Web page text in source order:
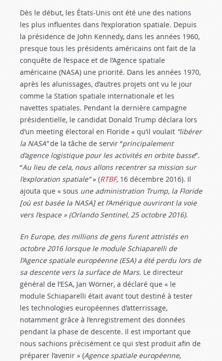
Dès le début, les États-Unis ont été une des nations
les plus influentes dans l’exploration spatiale. Depuis
la présidence de John Kennedy, dans les années 1960,
presque tous les présidents américains ont fait de la
conquête de l’espace et de l’Agence spatiale
américaine (NASA) une priorité. Dans les années 1970,
après les alunissages, d’autres projets ont vu le jour
comme la Station spatiale internationale et les
navettes spatiales. Pendant la dernière campagne
présidentielle, le candidat Donald Trump déclara lors
d’un meeting électoral en Floride « qu’il voulait “libérer
la NASA”de la tâche de servir “principalement
d’agence logistique pour les activités en orbite basse”.
“Au lieu de cela, nous allons recentrer sa mission sur
l’exploration spatiale”» (RTBF, 16 décembre 2016). Il
ajouta que « sous une administration Trump, la Floride
[où est basée la NASA] et l’Amérique ouvriront la voie
vers l’espace » (Orlando Sentinel, 25 octobre 2016).
En Europe, des millions de gens furent attristés en
octobre 2016 lorsque le module Schiaparelli de
l’Agence spatiale européenne (ESA) a été perdu lors de
sa descente vers la surface de Mars. Le directeur
général de l’ESA, Jan Wörner, a déclaré que « le
module Schiaparelli était avant tout destiné à tester
les technologies européennes d’atterrissage,
notamment grâce à l’enregistrement des données
pendant la phase de descente. Il est important que
nous sachions précisément ce qui s’est produit afin de
préparer l’avenir » (Agence spatiale européenne,